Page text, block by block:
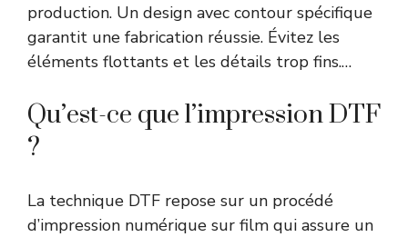
production. Un design avec contour spécifique
garantit une fabrication réussie. Évitez les
éléments flottants et les détails trop fins.…
Qu’est-ce que l’impression DTF
?
La technique DTF repose sur un procédé
d’impression numérique sur film qui assure un